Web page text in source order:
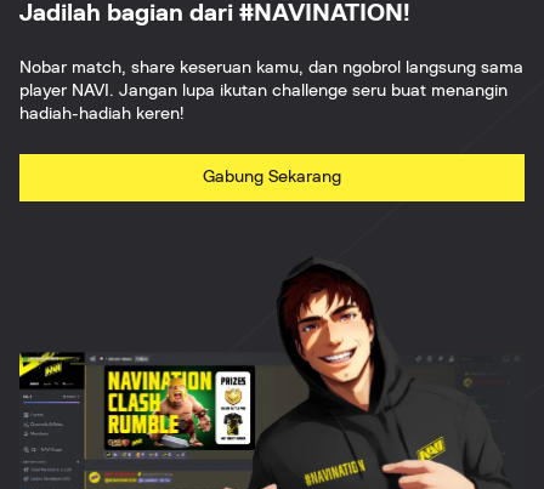
Jadilah bagian dari #NAVINATION!
Nobar match, share keseruan kamu, dan ngobrol langsung sama
player NAVI. Jangan lupa ikutan challenge seru buat menangin
hadiah-hadiah keren!
Gabung Sekarang